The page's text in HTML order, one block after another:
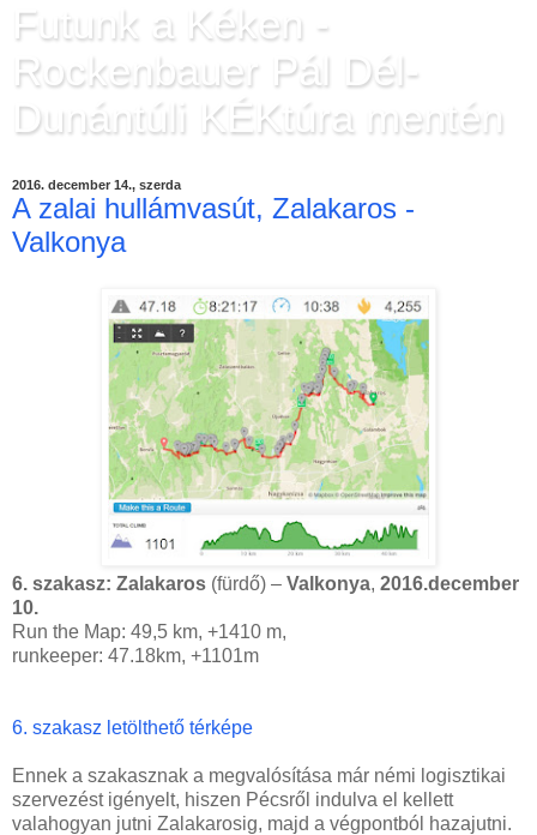
Futunk a Kéken -
Rockenbauer Pál Dél-
Dunántúli KÉKtúra mentén
2016. december 14., szerda
A zalai hullámvasút, Zalakaros -
Valkonya
6. szakasz: Zalakaros (fürdő) – Valkonya, 2016.december
10.
Run the Map: 49,5 km, +1410 m,
runkeeper: 47.18km, +1101m
6. szakasz letölthető térképe
Ennek a szakasznak a megvalósítása már némi logisztikai
szervezést igényelt, hiszen Pécsről indulva el kellett
valahogyan jutni Zalakarosig, majd a végpontból hazajutni.